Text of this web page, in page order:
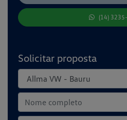
(14)
Solicitar proposta